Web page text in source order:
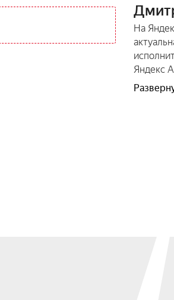
На
Яндекс